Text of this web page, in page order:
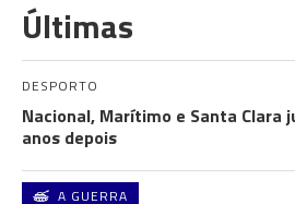
Últimas
DESPORTO
Nacional, Marítimo e Santa Clara
anos depois
A GUERRA